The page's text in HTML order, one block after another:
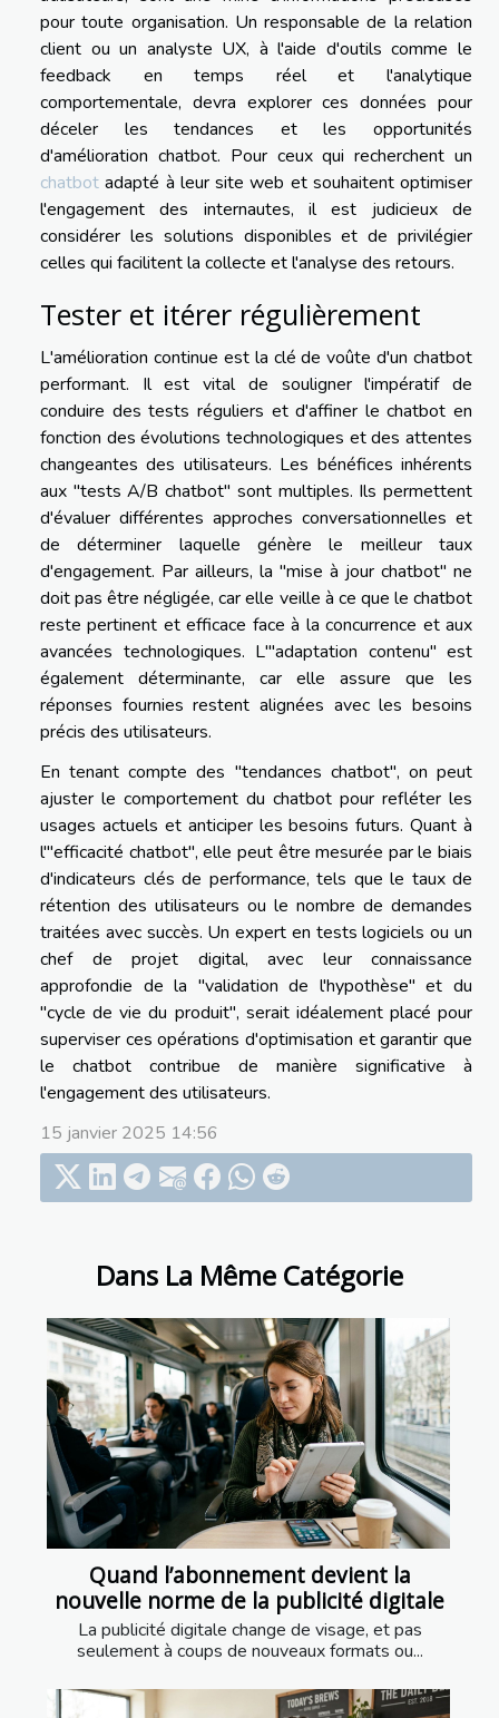
Dans La Même Catégorie
Quand l’abonnement devient la
nouvelle norme de la publicité digitale
La publicité digitale change de visage, et pas
seulement à coups de nouveaux formats ou...
pour toute organisation. Un responsable de la relation
client ou un analyste UX, à l'aide d'outils comme le
feedback en temps réel et l'analytique
comportementale, devra explorer ces données pour
déceler les tendances et les opportunités
d'amélioration chatbot. Pour ceux qui recherchent un
chatbot adapté à leur site web et souhaitent optimiser
l'engagement des internautes, il est judicieux de
considérer les solutions disponibles et de privilégier
celles qui facilitent la collecte et l'analyse des retours.
Tester et itérer régulièrement
L'amélioration continue est la clé de voûte d'un chatbot
performant. Il est vital de souligner l'impératif de
conduire des tests réguliers et d'affiner le chatbot en
fonction des évolutions technologiques et des attentes
changeantes des utilisateurs. Les bénéfices inhérents
aux "tests A/B chatbot" sont multiples. Ils permettent
d'évaluer différentes approches conversationnelles et
de déterminer laquelle génère le meilleur taux
d'engagement. Par ailleurs, la "mise à jour chatbot" ne
doit pas être négligée, car elle veille à ce que le chatbot
reste pertinent et efficace face à la concurrence et aux
avancées technologiques. L'"adaptation contenu" est
également déterminante, car elle assure que les
réponses fournies restent alignées avec les besoins
précis des utilisateurs.
En tenant compte des "tendances chatbot", on peut
ajuster le comportement du chatbot pour refléter les
usages actuels et anticiper les besoins futurs. Quant à
l'"efficacité chatbot", elle peut être mesurée par le biais
d'indicateurs clés de performance, tels que le taux de
rétention des utilisateurs ou le nombre de demandes
traitées avec succès. Un expert en tests logiciels ou un
chef de projet digital, avec leur connaissance
approfondie de la "validation de l'hypothèse" et du
"cycle de vie du produit", serait idéalement placé pour
superviser ces opérations d'optimisation et garantir que
le chatbot contribue de manière significative à
l'engagement des utilisateurs.
15 janvier 2025 14:56